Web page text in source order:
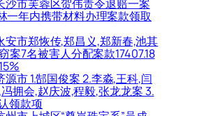
沙市芙蓉区贺伟责令退赔一案
一年内携带材料办理案款领取
安市郑恢传,郑昌义,郑新春,池其
案7名被害人分配案款17407.18
市 1.郜国俊案 2.李淼,王科,闫
拥会,赵庆波,程毅,张龙龙案 3.
领款项